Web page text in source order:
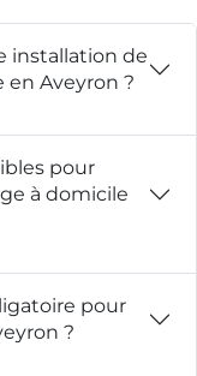
installation de
Aveyron ?
pour
à domicile
pour
?